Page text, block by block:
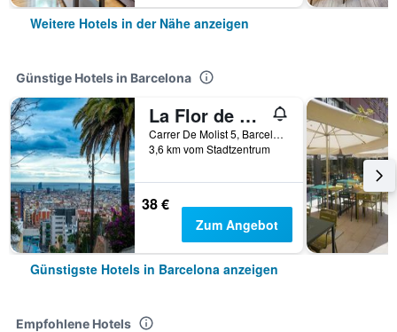
Weitere Hotels in der Nähe anzeigen
Günstige Hotels in Barcelona
La Flor de Gaudí Park Güell
Carrer De Molist 5, Barcelona, Spanien
3,6 km vom Stadtzentrum
38 €
Zum Angebot
Günstigste Hotels in Barcelona anzeigen
Empfohlene Hotels